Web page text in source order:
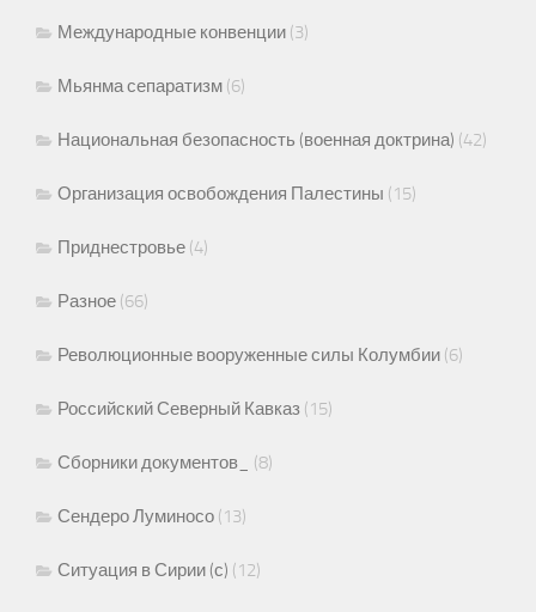
Международные конвенции (3)
Мьянма сепаратизм (6)
Национальная безопасность (военная доктрина) (42)
Организация освобождения Палестины (15)
Приднестровье (4)
Разное (66)
Революционные вооруженные силы Колумбии (6)
Российский Северный Кавказ (15)
Сборники документов_ (8)
Сендеро Луминосо (13)
Ситуация в Сирии (с) (12)